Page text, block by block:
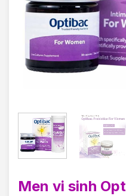
Men vi sinh